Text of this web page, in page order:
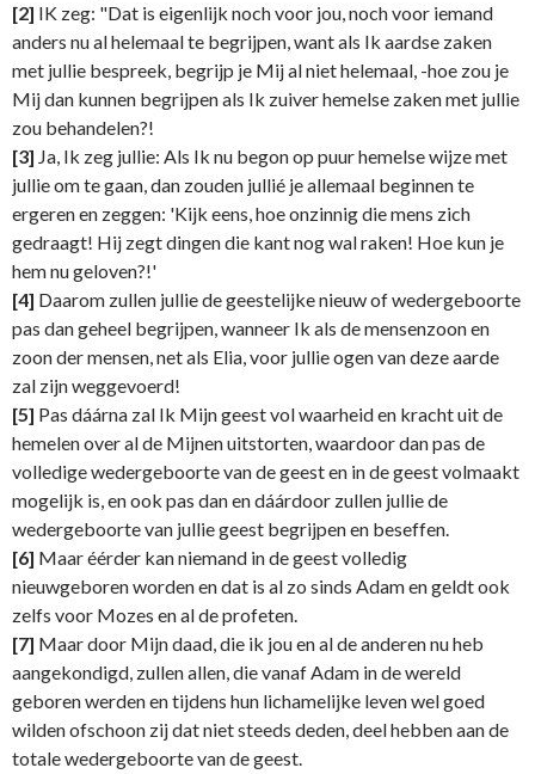
[2] IK zeg: "Dat is eigenlijk noch voor jou, noch voor iemand
anders nu al helemaal te begrijpen, want als Ik aardse zaken
met jullie bespreek, begrijp je Mij al niet helemaal, -hoe zou je
Mij dan kunnen begrijpen als Ik zuiver hemelse zaken met jullie
zou behandelen?!
[3] Ja, Ik zeg jullie: Als Ik nu begon op puur hemelse wijze met
jullie om te gaan, dan zouden jullié je allemaal beginnen te
ergeren en zeggen: 'Kijk eens, hoe onzinnig die mens zich
gedraagt! Hij zegt dingen die kant nog wal raken! Hoe kun je
hem nu geloven?!'
[4] Daarom zullen jullie de geestelijke nieuw of wedergeboorte
pas dan geheel begrijpen, wanneer Ik als de mensenzoon en
zoon der mensen, net als Elia, voor jullie ogen van deze aarde
zal zijn weggevoerd!
[5] Pas dáárna zal Ik Mijn geest vol waarheid en kracht uit de
hemelen over al de Mijnen uitstorten, waardoor dan pas de
volledige wedergeboorte van de geest en in de geest volmaakt
mogelijk is, en ook pas dan en dáárdoor zullen jullie de
wedergeboorte van jullie geest begrijpen en beseffen.
[6] Maar éérder kan niemand in de geest volledig
nieuwgeboren worden en dat is al zo sinds Adam en geldt ook
zelfs voor Mozes en al de profeten.
[7] Maar door Mijn daad, die ik jou en al de anderen nu heb
aangekondigd, zullen allen, die vanaf Adam in de wereld
geboren werden en tijdens hun lichamelijke leven wel goed
wilden ofschoon zij dat niet steeds deden, deel hebben aan de
totale wedergeboorte van de geest.